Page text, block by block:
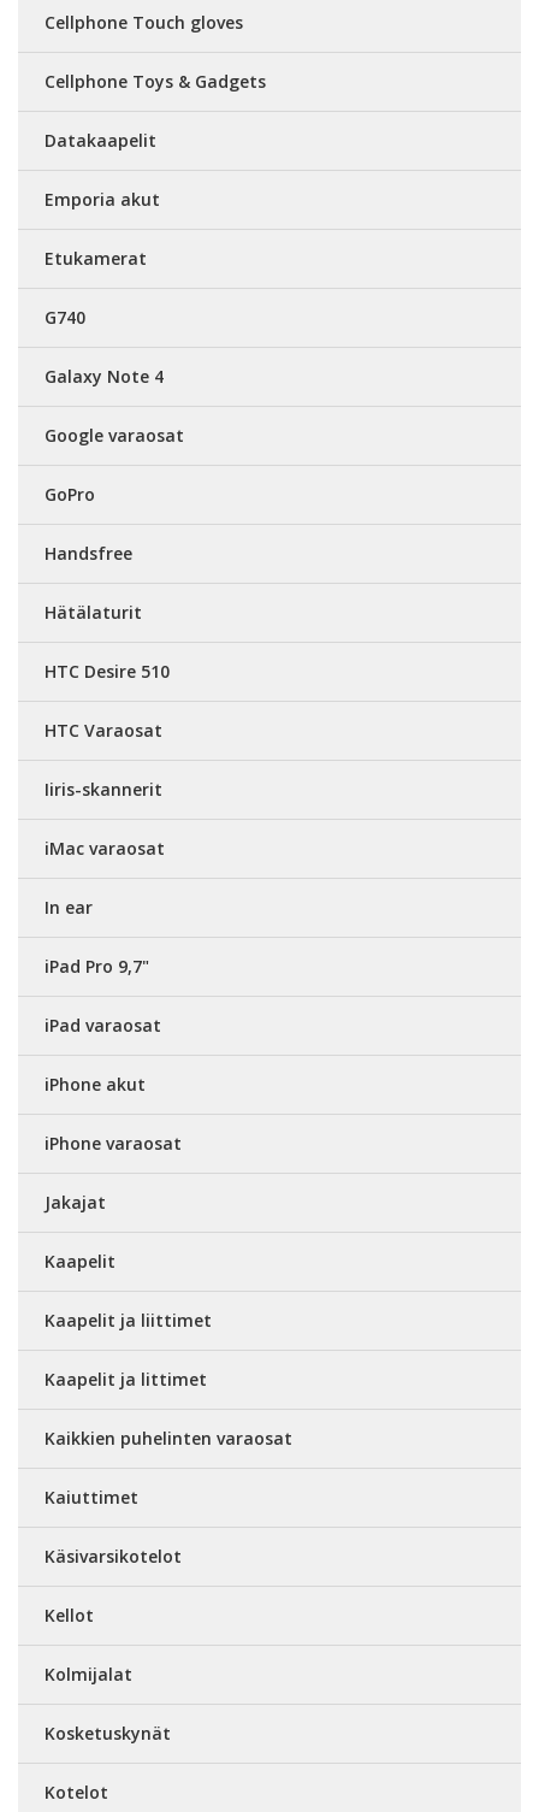
Cellphone Touch gloves
Cellphone Toys & Gadgets
Datakaapelit
Emporia akut
Etukamerat
G740
Galaxy Note 4
Google varaosat
GoPro
Handsfree
Hätälaturit
HTC Desire 510
HTC Varaosat
Iiris-skannerit
iMac varaosat
In ear
iPad Pro 9,7"
iPad varaosat
iPhone akut
iPhone varaosat
Jakajat
Kaapelit
Kaapelit ja liittimet
Kaapelit ja littimet
Kaikkien puhelinten varaosat
Kaiuttimet
Käsivarsikotelot
Kellot
Kolmijalat
Kosketuskynät
Kotelot